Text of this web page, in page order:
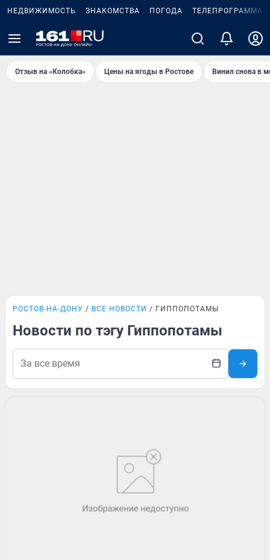
НЕДВИЖИМОСТЬ ЗНАКОМСТВА ПОГОДА ТЕЛЕПРОГРАММА
Отзыв на «Колобка» Цены на ягоды в Ростове Винил снова в
РОСТОВ-НА-ДОНУ ВСЕ НОВОСТИ ГИППОПОТАМЫ
Новости по тэгу Гиппопотамы